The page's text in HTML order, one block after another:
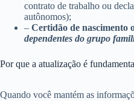
contrato de trabalho ou
autônomos);
– Certidão de nascimento
dependentes do grupo
Por que a atualização é
Quando você mantém as